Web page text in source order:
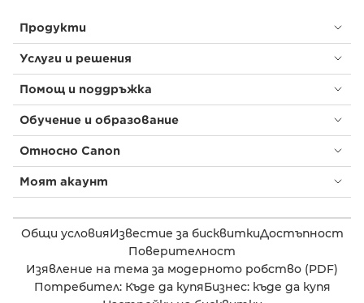
Продукти
Услуги и решения
Помощ и поддръжка
Обучение и образование
Относно Canon
Моят акаунт
Общи условияИзвестие за бисквиткиДостъпност
Поверителност
Изявление на тема за модерното робство (PDF)
Потребител: Къде да купяБизнес: къде да купя